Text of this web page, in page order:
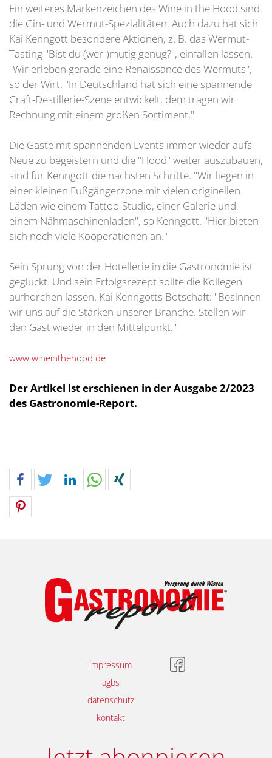
Ein weiteres Markenzeichen des Wine in the Hood sind
die Gin- und Wermut-Spezialitäten. Auch dazu hat sich
Kai Kenngott besondere Aktionen, z. B. das Wermut-
Tasting "Bist du (wer-)mutig genug?", einfallen lassen.
"Wir erleben gerade eine Renaissance des Wermuts",
so der Wirt. "In Deutschland hat sich eine spannende
Craft-Destillerie-Szene entwickelt, dem tragen wir
Rechnung mit einem großen Sortiment."
Die Gäste mit spannenden Events immer wieder aufs
Neue zu begeistern und die "Hood" weiter auszubauen,
sind für Kenngott die nächsten Schritte. "Wir liegen in
einer kleinen Fußgängerzone mit vielen originellen
Läden wie einem Tattoo-Studio, einer Galerie und
einem Nähmaschinenladen", so Kenngott. "Hier bieten
sich noch viele Kooperationen an."
Sein Sprung von der Hotellerie in die Gastronomie ist
geglückt. Und sein Erfolgsrezept sollte die Kollegen
aufhorchen lassen. Kai Kenngotts Botschaft: "Besinnen
wir uns auf die Stärken unserer Branche. Stellen wir
den Gast wieder in den Mittelpunkt."
www.wineinthehood.de
Der Artikel ist erschienen in der Ausgabe 2/2023
des Gastronomie-Report.
impressum
agbs
datenschutz
kontakt